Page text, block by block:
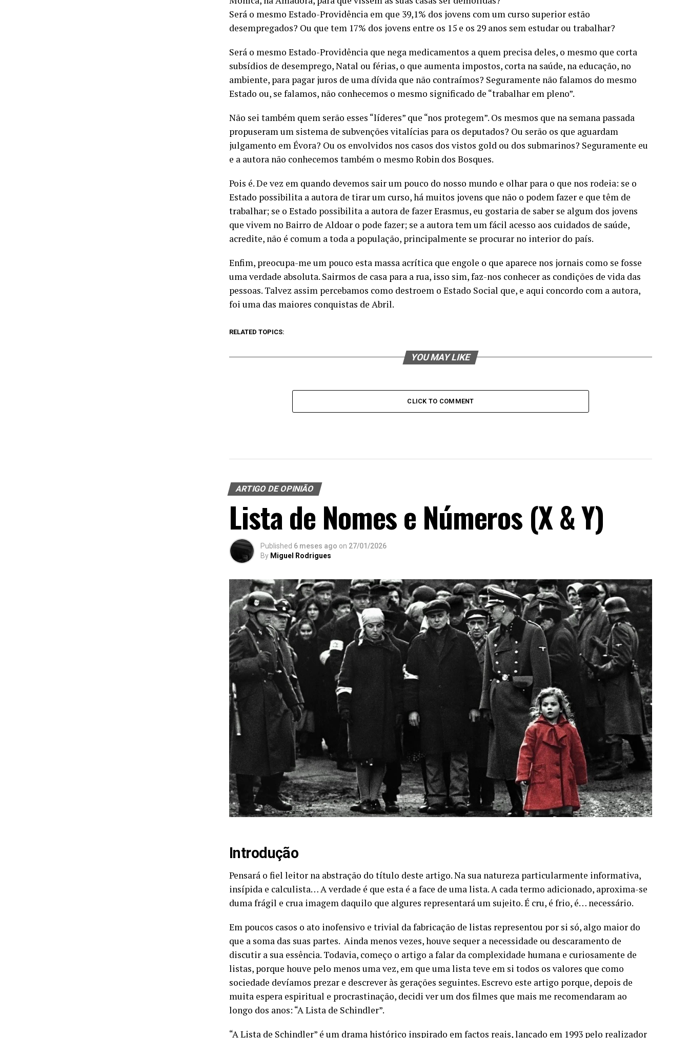
Será o mesmo Estado-Providência em que 39,1% dos jovens com um curso superior estão
desempregados? Ou que tem 17% dos jovens entre os 15 e os 29 anos sem estudar ou trabalhar?
Será o mesmo Estado-Providência que nega medicamentos a quem precisa deles, o mesmo que corta
subsídios de desemprego, Natal ou férias, o que aumenta impostos, corta na saúde, na educação, no
ambiente, para pagar juros de uma dívida que não contraímos? Seguramente não falamos do mesmo
Estado ou, se falamos, não conhecemos o mesmo significado de “trabalhar em pleno”.
Não sei também quem serão esses “líderes” que “nos protegem”. Os mesmos que na semana passada
propuseram um sistema de subvenções vitalícias para os deputados? Ou serão os que aguardam
julgamento em Évora? Ou os envolvidos nos casos dos vistos gold ou dos submarinos? Seguramente eu
e a autora não conhecemos também o mesmo Robin dos Bosques.
Pois é. De vez em quando devemos sair um pouco do nosso mundo e olhar para o que nos rodeia: se o
Estado possibilita a autora de tirar um curso, há muitos jovens que não o podem fazer e que têm de
trabalhar; se o Estado possibilita a autora de fazer Erasmus, eu gostaria de saber se algum dos jovens
que vivem no Bairro de Aldoar o pode fazer; se a autora tem um fácil acesso aos cuidados de saúde,
acredite, não é comum a toda a população, principalmente se procurar no interior do país.
Enfim, preocupa-me um pouco esta massa acrítica que engole o que aparece nos jornais como se fosse
uma verdade absoluta. Sairmos de casa para a rua, isso sim, faz-nos conhecer as condições de vida das
pessoas. Talvez assim percebamos como destroem o Estado Social que, e aqui concordo com a autora,
foi uma das maiores conquistas de Abril.
RELATED TOPICS:
YOU MAY LIKE
CLICK TO COMMENT
ARTIGO DE OPINIÃO
Lista de Nomes e Números (X & Y)
Published 6 meses ago on 27/01/2026
By Miguel Rodrigues
Introdução
Pensará o fiel leitor na abstração do título deste artigo. Na sua natureza particularmente informativa,
insípida e calculista… A verdade é que esta é a face de uma lista. A cada termo adicionado, aproxima-se
duma frágil e crua imagem daquilo que algures representará um sujeito. É cru, é frio, é… necessário.
Em poucos casos o ato inofensivo e trivial da fabricação de listas representou por si só, algo maior do
que a soma das suas partes. Ainda menos vezes, houve sequer a necessidade ou descaramento de
discutir a sua essência. Todavia, começo o artigo a falar da complexidade humana e curiosamente de
listas, porque houve pelo menos uma vez, em que uma lista teve em si todos os valores que como
sociedade devíamos prezar e descrever às gerações seguintes. Escrevo este artigo porque, depois de
muita espera espiritual e procrastinação, decidi ver um dos filmes que mais me recomendaram ao
longo dos anos: “A Lista de Schindler”.
“A Lista de Schindler” é um drama histórico inspirado em factos reais, lançado em 1993 pelo realizador